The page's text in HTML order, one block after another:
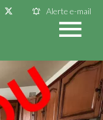
Alerte e-mail